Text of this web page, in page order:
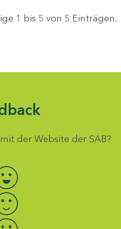
1 bis 5 von 5 Einträgen.
der Website der SAB?
auswählen